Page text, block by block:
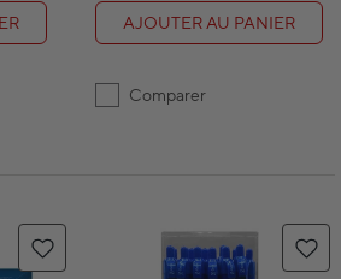
AJOUTER AU PANIER
Comparer